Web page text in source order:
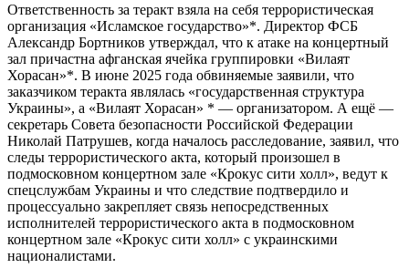
Ответственность за теракт взяла на себя террористическая
организация «Исламское государство»*. Директор ФСБ
Александр Бортников утверждал, что к атаке на концертный
зал причастна афганская ячейка группировки «Вилаят
Хорасан»*. В июне 2025 года обвиняемые заявили, что
заказчиком теракта являлась «государственная структура
Украины», а «Вилаят Хорасан» * — организатором. А ещё —
секретарь Совета безопасности Российской Федерации
Николай Патрушев, когда началось расследование, заявил, что
следы террористического акта, который произошел в
подмосковном концертном зале «Крокус сити холл», ведут к
спецслужбам Украины и что следствие подтвердило и
процессуально закрепляет связь непосредственных
исполнителей террористического акта в подмосковном
концертном зале «Крокус сити холл» с украинскими
националистами.